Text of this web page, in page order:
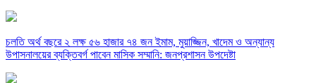
চলতি অর্থ বছরে ২ লক্ষ ৫৬ হাজার ৭৪ জন ইমাম, মুয়াজ্জিন, খাদেম ও অন্যান্য
উপাসনালয়ের ব্যক্তিবর্গ পাবেন মাসিক সম্মানি: জনপ্রশাসন উপদেষ্টা